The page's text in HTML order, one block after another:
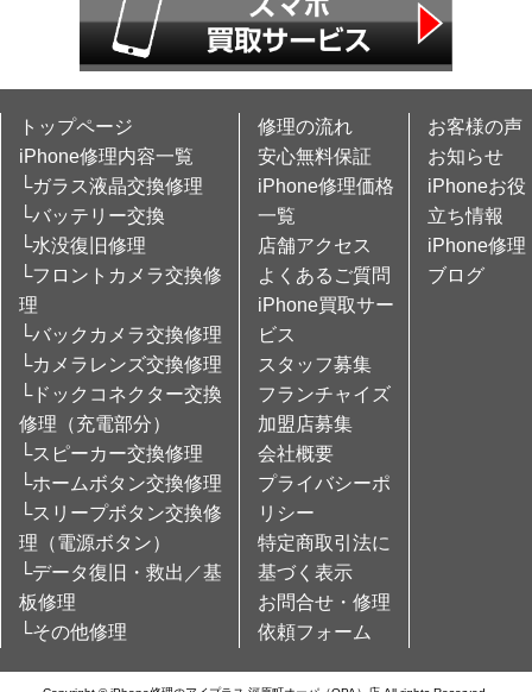
トップページ
iPhone修理内容一覧
└ガラス液晶交換修理
└バッテリー交換
└水没復旧修理
└フロントカメラ交換修
理
└バックカメラ交換修理
└カメラレンズ交換修理
└ドックコネクター交換
修理（充電部分）
└スピーカー交換修理
└ホームボタン交換修理
└スリープボタン交換修
理（電源ボタン）
└データ復旧・救出／基
板修理
└その他修理
修理の流れ
安心無料保証
iPhone修理価格
一覧
店舗アクセス
よくあるご質問
iPhone買取サー
ビス
スタッフ募集
フランチャイズ
加盟店募集
会社概要
プライバシーポ
リシー
特定商取引法に
基づく表示
お問合せ・修理
依頼フォーム
お客様の声
お知らせ
iPhoneお役
立ち情報
iPhone修理
ブログ